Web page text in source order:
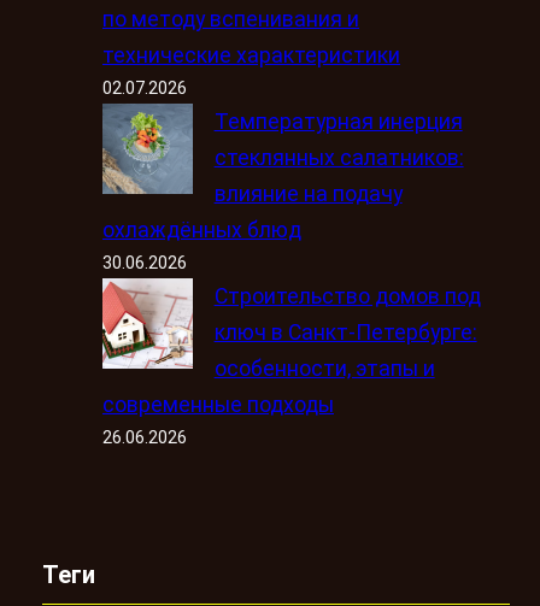
по методу вспенивания и
технические характеристики
02.07.2026
Температурная инерция
стеклянных салатников:
влияние на подачу
охлаждённых блюд
30.06.2026
Строительство домов под
ключ в Санкт-Петербурге:
особенности, этапы и
современные подходы
26.06.2026
Теги